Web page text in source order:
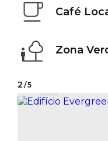
Café
Zona
3 /5